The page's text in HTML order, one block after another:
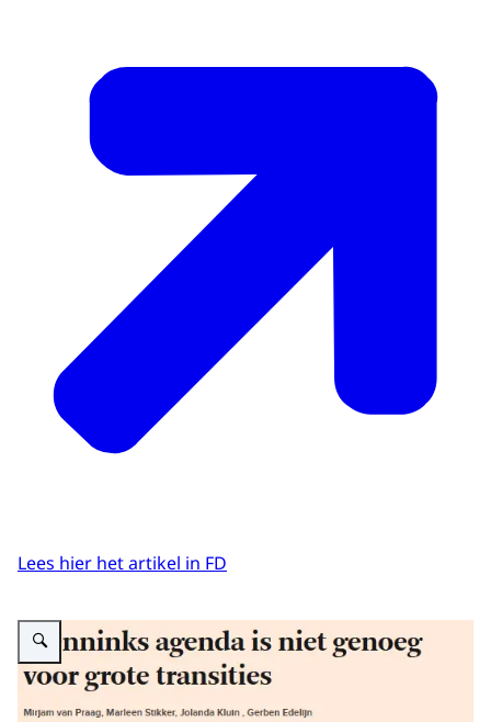
Lees hier het artikel in FD
Vergroot afbeelding Fragment van het artikel in Het Financieele Dagblad.